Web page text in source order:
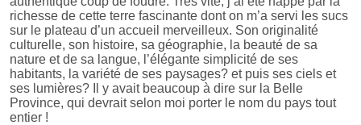
richesse de cette terre fascinante dont on m’a servi les sucs
sur le plateau d’un accueil merveilleux. Son originalité
culturelle, son histoire, sa géographie, la beauté de sa
nature et de sa langue, l’élégante simplicité de ses
habitants, la variété de ses paysages? et puis ses ciels et
ses lumières? Il y avait beaucoup à dire sur la Belle
Province, qui devrait selon moi porter le nom du pays tout
entier !